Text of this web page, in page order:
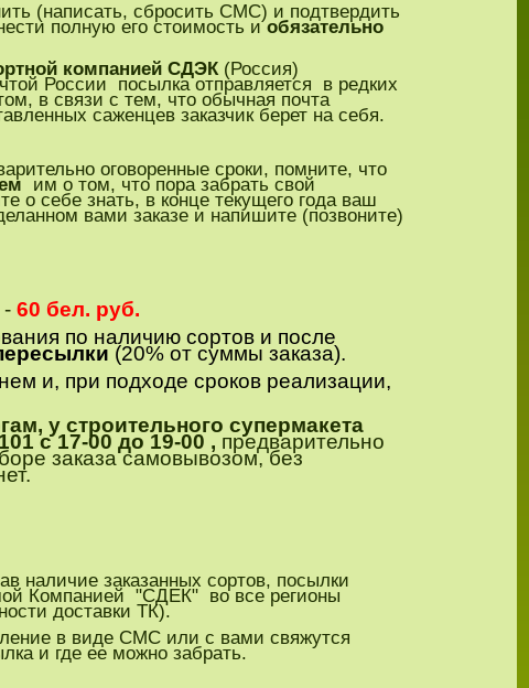
(написать, сбросить СМС) и подтвердить
полную его стоимость иобязательно
компанией СДЭК(Россия)
России посылка отправляется в редких
в связи с тем, что обычная почта
саженцев заказчик берет на себя.
оговоренные сроки, помните, что
им о том, что пора забрать свой
о себе знать, в конце текущего года ваш
вами заказе и напишите (позвоните)
-60 бел. руб.
по наличию сортов и после
(20% от суммы заказа).
и, при подходе сроков реализации,
у строительного супермакета
с 17-00 до 19-00 , предварительно
заказа самовывозом, без
наличие заказанных сортов, посылки
Компанией "СДЕК" во все регионы
доставки ТК).
в виде СМС или с вами свяжутся
и где ее можно забрать.